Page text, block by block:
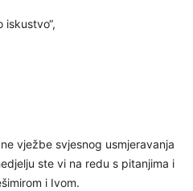
iskustvo“,
vježbe svjesnog usmjeravanja
ste vi na redu s pitanjima i
i Ivom.